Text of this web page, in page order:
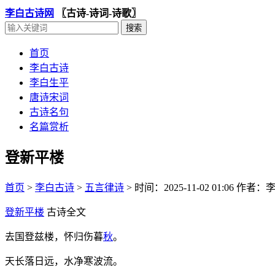
李白古诗网 〖古诗-诗词-诗歌〗
首页
李白古诗
李白生平
唐诗宋词
古诗名句
名篇赏析
登新平楼
首页 > 李白古诗 > 五言律诗 > 时间：2025-11-02 01:06 作者：
登新平楼 古诗全文
去国登兹楼，怀归伤暮秋。
天长落日远，水净寒波流。